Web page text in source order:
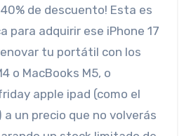
de descuento! Esta es
para adquirir ese iPhone 17
tu portátil con los
o MacBooks M5, o
apple ipad (como el
a un precio que no volverás